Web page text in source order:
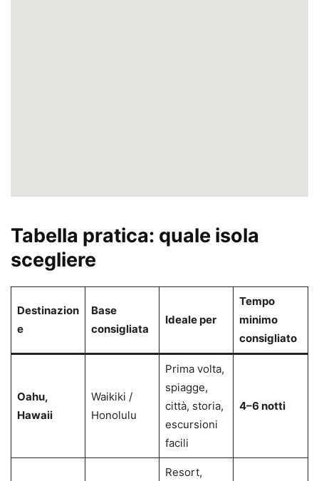
Tabella pratica: quale isola
scegliere
Destinazion
e
Base
consigliata
Ideale per
Tempo
minimo
consigliato
Oahu,
Hawaii
Waikiki /
Honolulu
Prima volta,
spiagge,
città, storia,
escursioni
facili
4–6 notti
Resort,